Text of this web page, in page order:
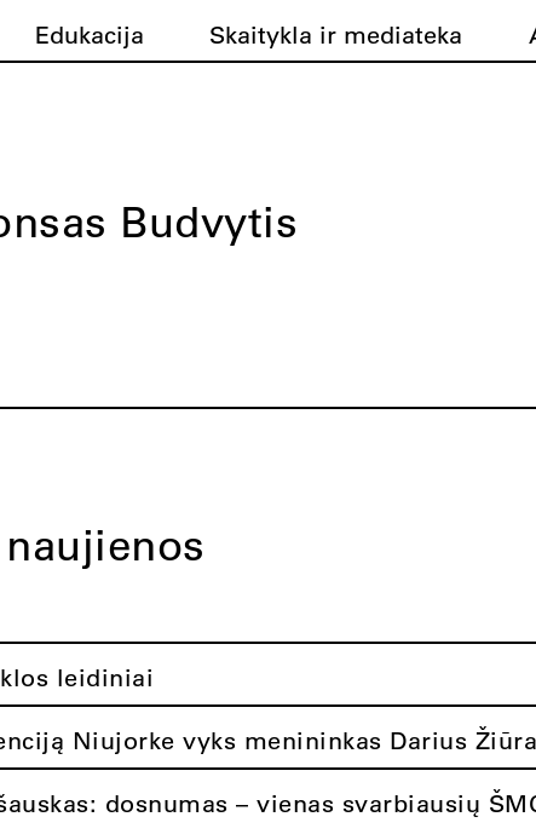
Edukacija Skaitykla ir mediateka
Budvytis
leidiniai
Niujorke vyks menininkas Darius Žiūra
dosnumas – vienas svarbiausių